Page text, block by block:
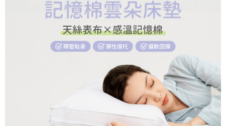
恩沛科技股份有限公司將有權停止該用戶之使用額度並採取法律行動。